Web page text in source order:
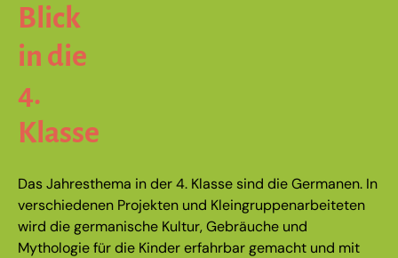
Blick
in die
4.
Klasse
Das Jahresthema in der 4. Klasse sind die Germanen. In
verschiedenen Projekten und Kleingruppenarbeiteten
wird die germanische Kultur, Gebräuche und
Mythologie für die Kinder erfahrbar gemacht und mit